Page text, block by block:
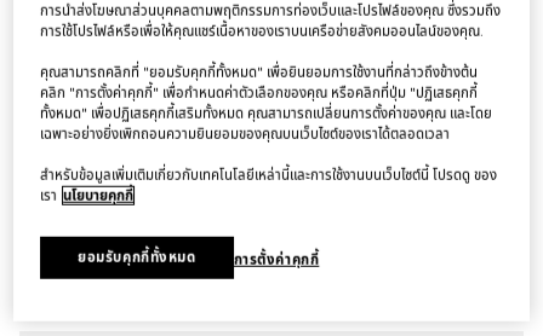
การนำส่งโฆษณาส่วนบุคคลตามพฤติกรรมการท่องเว็บและโปรไฟล์ของคุณ ซึ่งรวมถึง
การใช้โปรไฟล์หรือเพื่อให้คุณแชร์เนื้อหาของเราบนเครือข่ายสังคมออนไลน์ของคุณ.
คุณสามารถคลิกที่ "ยอมรับคุกกี้ทั้งหมด" เพื่อยินยอมการใช้งานที่กล่าวถึงข้างต้น
คลิก "การตั้งค่าคุกกี้" เพื่อกำหนดค่าตัวเลือกของคุณ หรือคลิกที่ปุ่ม "ปฏิเสธคุกกี้
ทั้งหมด" เพื่อปฏิเสธคุกกี้เสริมทั้งหมด คุณสามารถเปลี่ยนการตั้งค่าของคุณ และโดย
เฉพาะอย่างยิ่งเพิกถอนความยินยอมของคุณบนเว็บไซต์ของเราได้ตลอดเวลา
สำหรับข้อมูลเพิ่มเติมเกี่ยวกับเทคโนโลยีเหล่านี้และการใช้งานบนเว็บไซต์นี้ โปรดดู ของ
เรา นโยบายคุกกี้
การตั้งค่าคุกกี้
ยอมรับคุกกี้ทั้งหมด